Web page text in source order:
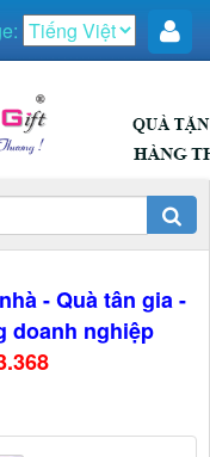
- Quà tân gia -
doanh nghiệp